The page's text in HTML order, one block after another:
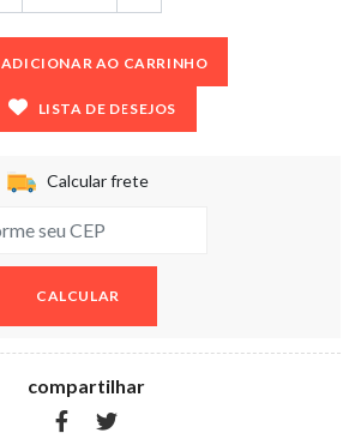
ADICIONAR AO CARRINHO
LISTA DE DESEJOS
Calcular frete
CALCULAR
compartilhar